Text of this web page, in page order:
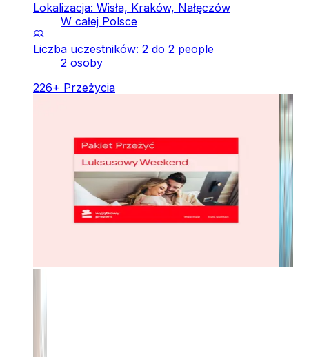
Lokalizacja: Wisła, Kraków, Nałęczów
W całej Polsce
Liczba uczestników: 2 do 2 people
2 osoby
226+ Przeżycia